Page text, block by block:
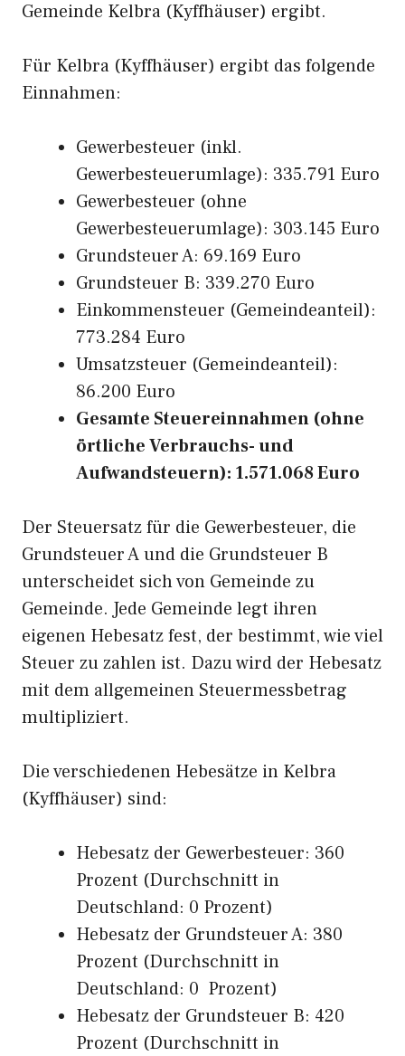
Gemeinde Kelbra (Kyffhäuser) ergibt.
Für Kelbra (Kyffhäuser) ergibt das folgende
Einnahmen:
Gewerbesteuer (inkl.
Gewerbesteuerumlage): 335.791 Euro
Gewerbesteuer (ohne
Gewerbesteuerumlage): 303.145 Euro
Grundsteuer A: 69.169 Euro
Grundsteuer B: 339.270 Euro
Einkommensteuer (Gemeindeanteil):
773.284 Euro
Umsatzsteuer (Gemeindeanteil):
86.200 Euro
Gesamte Steuereinnahmen (ohne
örtliche Verbrauchs- und
Aufwandsteuern): 1.571.068 Euro
Der Steuersatz für die Gewerbesteuer, die
Grundsteuer A und die Grundsteuer B
unterscheidet sich von Gemeinde zu
Gemeinde. Jede Gemeinde legt ihren
eigenen Hebesatz fest, der bestimmt, wie viel
Steuer zu zahlen ist. Dazu wird der Hebesatz
mit dem allgemeinen Steuermessbetrag
multipliziert.
Die verschiedenen Hebesätze in Kelbra
(Kyffhäuser) sind:
Hebesatz der Gewerbesteuer: 360
Prozent (Durchschnitt in
Deutschland: 0 Prozent)
Hebesatz der Grundsteuer A: 380
Prozent (Durchschnitt in
Deutschland: 0 Prozent)
Hebesatz der Grundsteuer B: 420
Prozent (Durchschnitt in